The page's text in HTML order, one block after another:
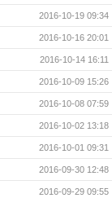
2016-10-19 09:34
2016-10-16 20:01
2016-10-14 16:11
2016-10-09 15:26
2016-10-08 07:59
2016-10-02 13:18
2016-10-01 09:31
2016-09-30 12:48
2016-09-29 09:55